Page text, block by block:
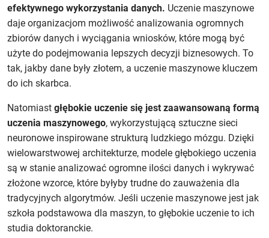
efektywnego wykorzystania danych. Uczenie maszynowe
daje organizacjom możliwość analizowania ogromnych
zbiorów danych i wyciągania wniosków, które mogą być
użyte do podejmowania lepszych decyzji biznesowych. To
tak, jakby dane były złotem, a uczenie maszynowe kluczem
do ich skarbca.
Natomiast głębokie uczenie się jest zaawansowaną formą
uczenia maszynowego, wykorzystującą sztuczne sieci
neuronowe inspirowane strukturą ludzkiego mózgu. Dzięki
wielowarstwowej architekturze, modele głębokiego uczenia
są w stanie analizować ogromne ilości danych i wykrywać
złożone wzorce, które byłyby trudne do zauważenia dla
tradycyjnych algorytmów. Jeśli uczenie maszynowe jest jak
szkoła podstawowa dla maszyn, to głębokie uczenie to ich
studia doktoranckie.